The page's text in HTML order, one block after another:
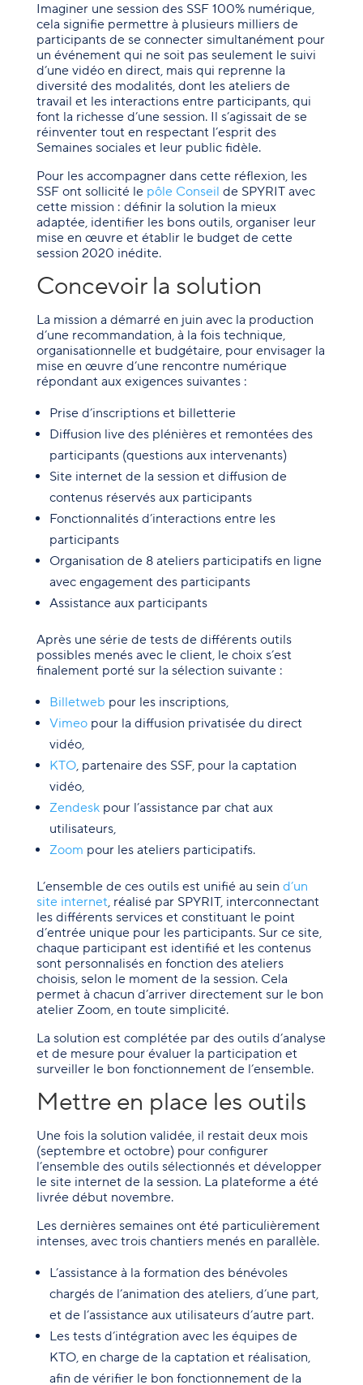
Imaginer une session des SSF 100% numérique,
cela signifie permettre à plusieurs milliers de
participants de se connecter simultanément pour
un événement qui ne soit pas seulement le suivi
d’une vidéo en direct, mais qui reprenne la
diversité des modalités, dont les ateliers de
travail et les interactions entre participants, qui
font la richesse d’une session. Il s’agissait de se
réinventer tout en respectant l’esprit des
Semaines sociales et leur public fidèle.
Pour les accompagner dans cette réflexion, les
SSF ont sollicité le pôle Conseil de SPYRIT avec
cette mission : définir la solution la mieux
adaptée, identifier les bons outils, organiser leur
mise en œuvre et établir le budget de cette
session 2020 inédite.
Concevoir la solution
La mission a démarré en juin avec la production
d’une recommandation, à la fois technique,
organisationnelle et budgétaire, pour envisager la
mise en œuvre d’une rencontre numérique
répondant aux exigences suivantes :
Prise d’inscriptions et billetterie
Diffusion live des plénières et remontées des
participants (questions aux intervenants)
Site internet de la session et diffusion de
contenus réservés aux participants
Fonctionnalités d’interactions entre les
participants
Organisation de 8 ateliers participatifs en ligne
avec engagement des participants
Assistance aux participants
Après une série de tests de différents outils
possibles menés avec le client, le choix s’est
finalement porté sur la sélection suivante :
Billetweb pour les inscriptions,
Vimeopour la diffusion privatisée du direct
vidéo,
KTO, partenaire des SSF, pour la captation
vidéo,
Zendeskpour l’assistance par chat aux
utilisateurs,
Zoom pour les ateliers participatifs.
L’ensemble de ces outils est unifié au sein d’un
site internet, réalisé par SPYRIT, interconnectant
les différents services et constituant le point
d’entrée unique pour les participants. Sur ce site,
chaque participant est identifié et les contenus
sont personnalisés en fonction des ateliers
choisis, selon le moment de la session. Cela
permet à chacun d’arriver directement sur le bon
atelier Zoom, en toute simplicité.
La solution est complétée par des outils d’analyse
et de mesure pour évaluer la participation et
surveiller le bon fonctionnement de l’ensemble.
Mettre en place les outils
Une fois la solution validée, il restait deux mois
(septembre et octobre) pour configurer
l’ensemble des outils sélectionnés et développer
le site internet de la session. La plateforme a été
livrée début novembre.
Les dernières semaines ont été particulièrement
intenses, avec trois chantiers menés en parallèle.
L’assistance à la formation des bénévoles
chargés de l’animation des ateliers, d’une part,
et de l’assistance aux utilisateurs d’autre part.
Les tests d’intégration avec les équipes de
KTO, en charge de la captation et réalisation,
afin de vérifier le bon fonctionnement de la